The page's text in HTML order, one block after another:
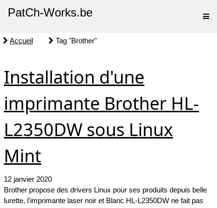
PatCh-Works.be
Accueil Tag "Brother"
Installation d'une
imprimante Brother HL-
L2350DW sous Linux
Mint
12 janvier 2020
Brother propose des drivers Linux pour ses produits depuis belle
lurette, l'imprimante laser noir et Blanc HL-L2350DW ne fait pas